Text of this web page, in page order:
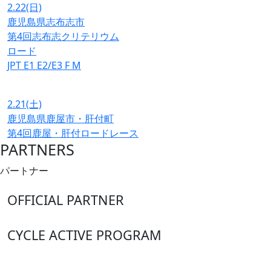
2.22(日)
鹿児島県志布志市
第4回志布志クリテリウム
ロード
JPT E1 E2/E3 F M
2.21(土)
鹿児島県鹿屋市・肝付町
第4回鹿屋・肝付ロードレース
PARTNERS
パートナー
OFFICIAL PARTNER
CYCLE ACTIVE PROGRAM